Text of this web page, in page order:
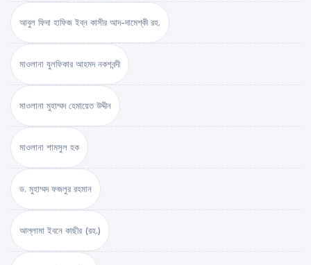
আবুল ফিদা হাফিজ ইব্‌ন কাসীর আদ-দামেশ্‌কী রহ.
মাওলানা যুলফিকার আহমদ নকশবন্দী
মাওলানা মুহাম্মদ হেমায়েত উদ্দীন
মাওলানা শামসুল হক
ড. মুহাম্মদ ফজলুর রহমান
আল্লামা ইবনে কাছীর (রহ.)